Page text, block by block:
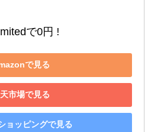
で0円 !
で見る
市場で見る
ョッピングで見る